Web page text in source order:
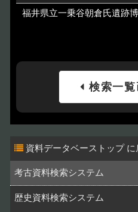
福井県立一乗谷朝倉氏遺跡
検索一
資料データベーストップ
考古資料検索システム
歴史資料検索システム